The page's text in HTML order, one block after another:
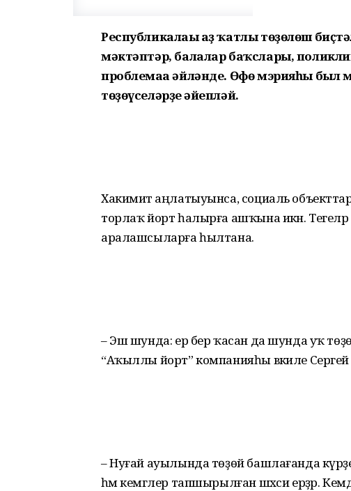
Республикалағы аҙ ҡатлы төҙөлөш
мәктәптәр, балалар баҡслары,
проблемаға әйләнде. Өфө мэрияһы
төҙөүселәрҙе ғәйепләй.
Хакимиәт аңлатыуынса, социаль объекттар
торлаҡ йорт һалырға ашҡына икән.
аралашсыларға һылтана.
– Эш шунда: ер бер ҡасан да шунда уҡ
“Аҡыллы йорт” компанияһы вәкиле
– Нуғай ауылында төҙөй башлағанда
һәм кемгәлер тапшырылған шәхси ерҙәр.